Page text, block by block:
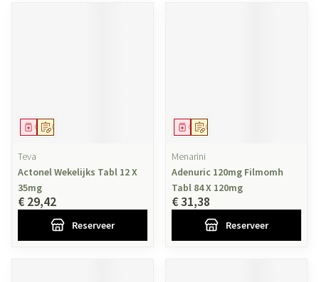
Op voorschrift
Geneesmiddel
Teva
Actonel Wekelijks Tabl 12 X
35mg
€ 29,42
Reserveer
Op voorschrift
Geneesmiddel
Menarini
Adenuric 120mg Filmomh
Tabl 84 X 120mg
€ 31,38
Reserveer